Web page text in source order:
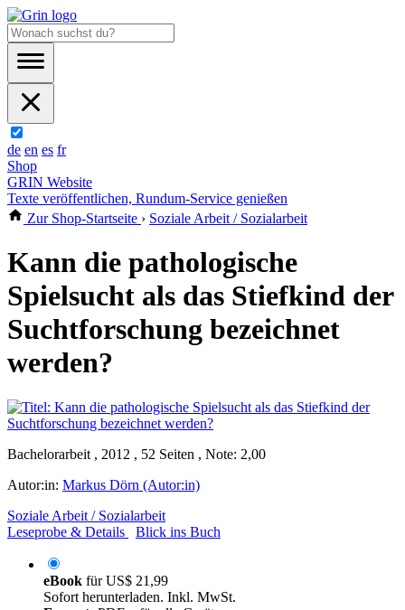
de en es fr
Shop
GRIN Website
Texte veröffentlichen, Rundum-Service genießen
Zur Shop-Startseite › Soziale Arbeit / Sozialarbeit
Kann die pathologische
Spielsucht als das Stiefkind der
Suchtforschung bezeichnet
werden?
Bachelorarbeit , 2012 , 52 Seiten , Note: 2,00
Autor:in: Markus Dörn (Autor:in)
Soziale Arbeit / Sozialarbeit
Leseprobe & Details
Blick ins Buch
eBook fürUS$ 21,99
Sofort herunterladen. Inkl. MwSt.